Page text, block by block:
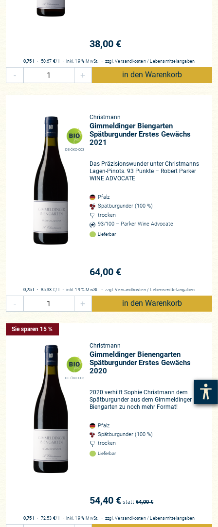
38,00 €
0,75 l ・ 50,67 €/ l ・inkl. 19 % MwSt. ・ zzgl.Versandkosten / Lebensmittelangaben
- + in den Warenkorb
DE-ÖKO-003
Christmann
Gimmeldinger Biengarten
Spätburgunder Erstes Gewächs
2021
Das Präzisionswunder unter Christmanns
Lagen-Pinots. 93 Punkte – Robert Parker
WINE ADVOCATE
Pfalz
Spätburgunder (100 %)
trocken
93/100 – Parker Wine Advocate
Lieferbar
64,00 €
0,75 l ・ 85,33 €/ l ・inkl. 19 % MwSt. ・ zzgl.Versandkosten / Lebensmittelangaben
- + in den Warenkorb
DE-ÖKO-003
Sie sparen 15 %
Christmann
Gimmeldinger Bienengarten
Spätburgunder Erstes Gewächs
2020
2020 verhilft Sophie Christmann dem
Spätburgunder aus dem Gimmeldinger
Biengarten zu noch mehr Format!
Pfalz
Spätburgunder (100 %)
trocken
Lieferbar
54,40 € statt 64,00€
0,75 l ・ 72,53 €/ l ・inkl. 19 % MwSt. ・ zzgl.Versandkosten / Lebensmittelangaben